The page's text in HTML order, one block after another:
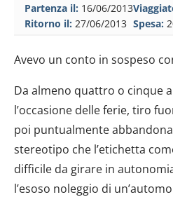
Partenza il: 16/06/2013
Ritorno il: 27/06/2013 Spesa:
Avevo un conto in sospeso
Da almeno quattro o cinque
l’occasione delle ferie, tiro
poi puntualmente
stereotipo che l’etichetta
difficile da girare in
l’esoso noleggio di